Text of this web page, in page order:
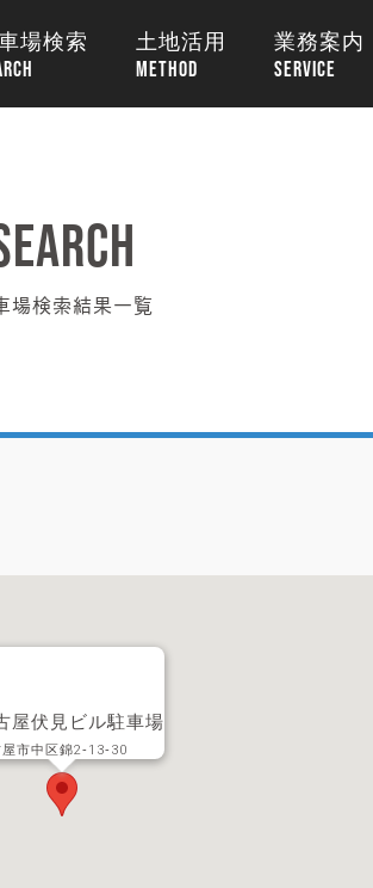
場検索 土地活用 業務案内
場検索結果一覧
屋伏見ビル駐車場
市中区錦2‐13‐30